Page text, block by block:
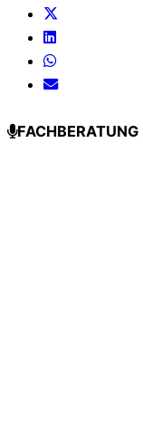
FACHBERATUNG